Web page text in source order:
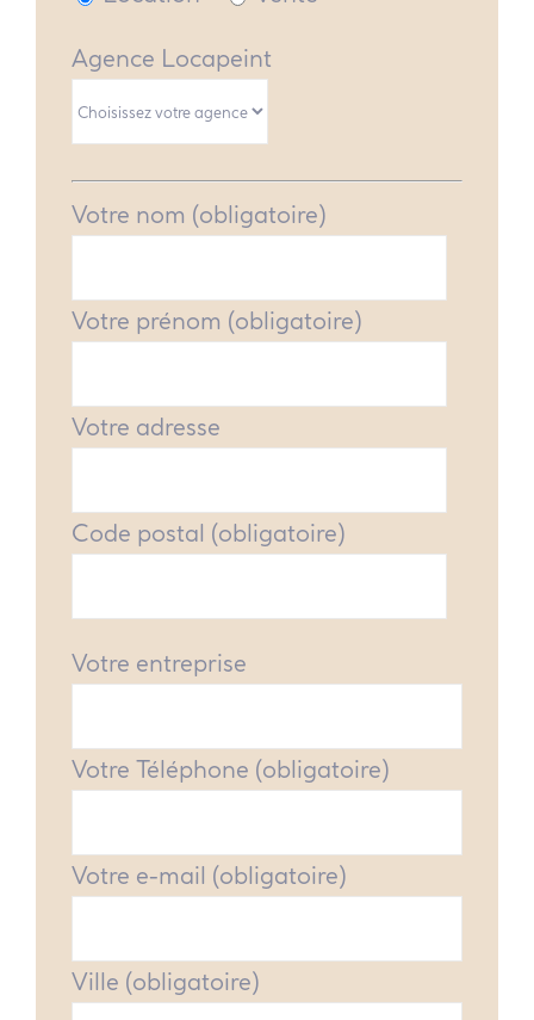
Agence Locapeint
Votre nom (obligatoire)
Votre prénom (obligatoire)
Votre adresse
Code postal (obligatoire)
Votre entreprise
Votre Téléphone (obligatoire)
Votre e-mail (obligatoire)
Ville (obligatoire)